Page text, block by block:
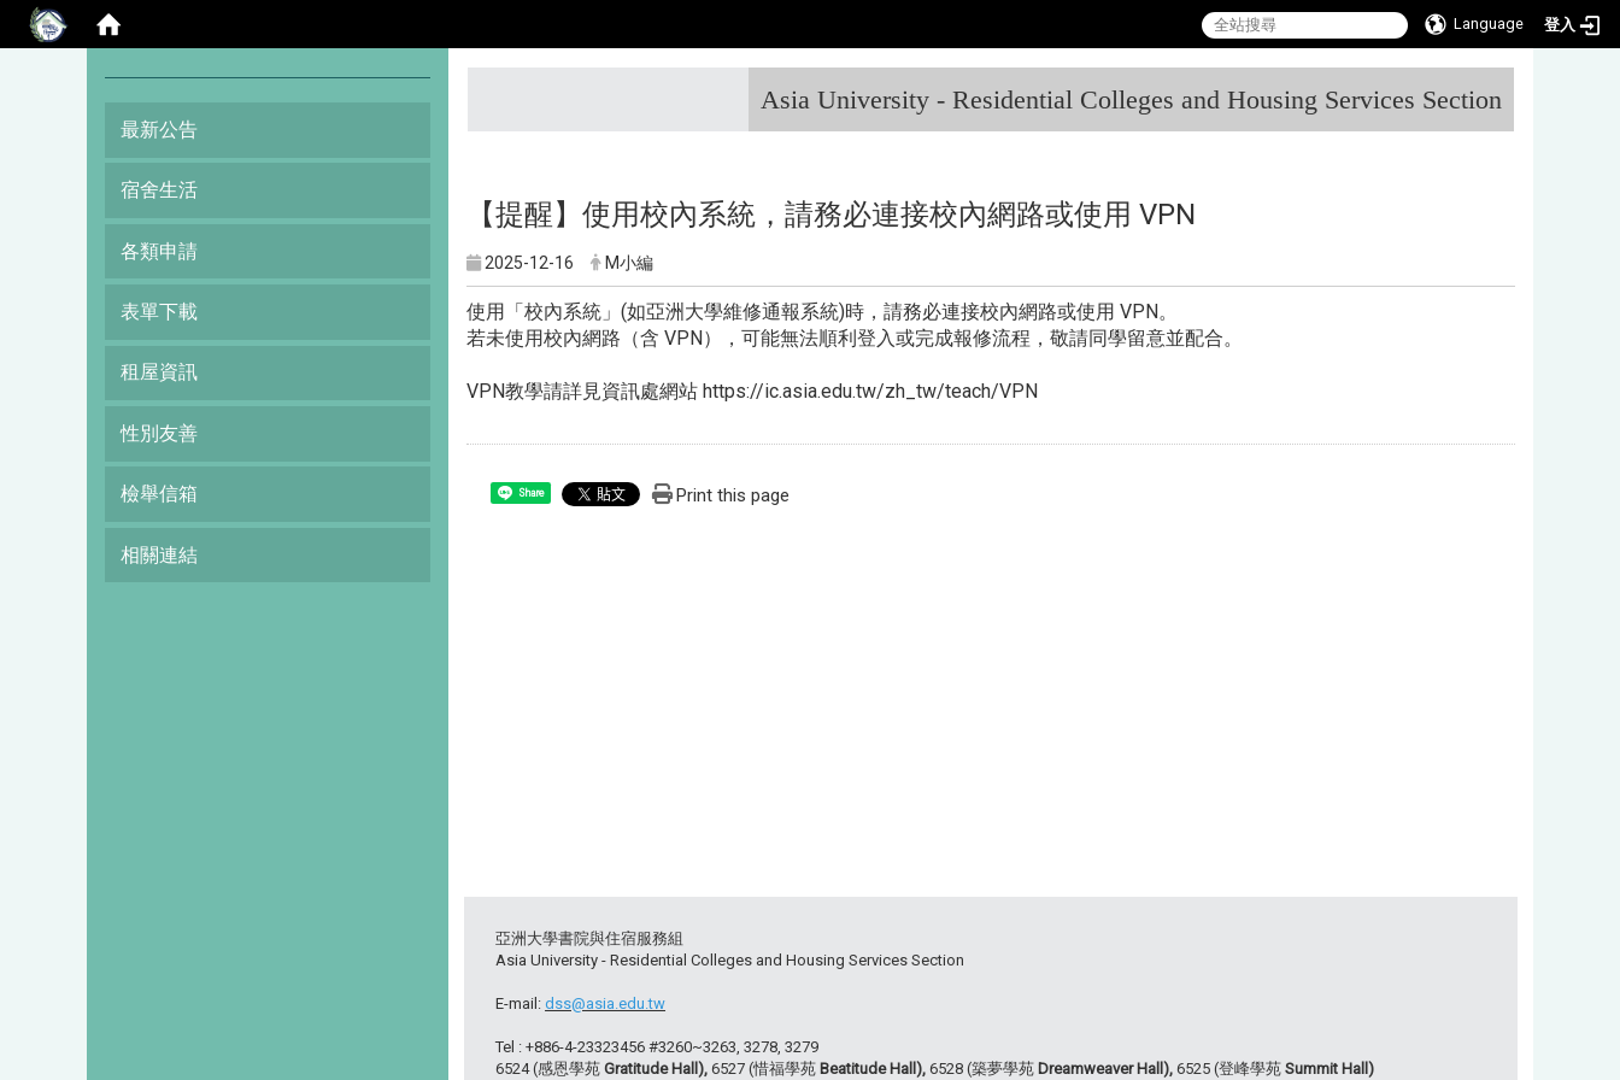
Language 登入
Asia University - Residential Colleges and Housing Services Section
最新公告
宿舍生活
各類申請
表單下載
租屋資訊
性別友善
檢舉信箱
相關連結
【提醒】使用校內系統，請務必連接校內網路或使用 VPN
2025-12-16 M小編
使用「校內系統」(如亞洲大學維修通報系統)時，請務必連接校內網路或使用 VPN。
若未使用校內網路（含 VPN），可能無法順利登入或完成報修流程，敬請同學留意並配合。
VPN教學請詳見資訊處網站 https://ic.asia.edu.tw/zh_tw/teach/VPN
Share Print this page
亞洲大學書院與住宿服務組
Asia University - Residential Colleges and Housing Services Section
E-mail:dss@asia.edu.tw
Tel : +886-4-23323456 #3260~3263, 3278, 3279
6524 (感恩學苑Gratitude Hall),6527 (惜福學苑 Beatitude Hall),6528 (築夢學苑 Dreamweaver Hall),6525 (登峰學苑Summit Hall)